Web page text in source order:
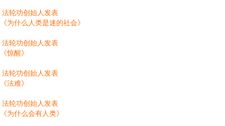
法轮功创始人发表
《为什么人类是迷的社会》
法轮功创始人发表
《惊醒》
法轮功创始人发表
《法难》
法轮功创始人发表
《为什么会有人类》